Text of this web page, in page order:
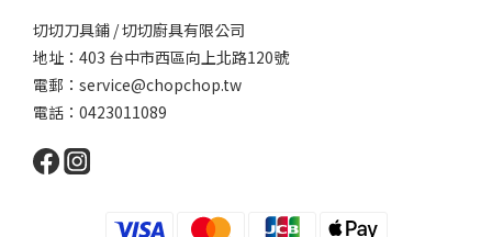
切切刀具鋪 / 切切廚具有限公司
地址：403 台中市西區向上北路120號
電郵：service@chopchop.tw
電話：0423011089